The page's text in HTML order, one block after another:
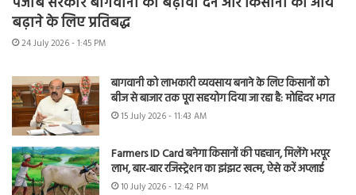
बढ़ाने के लिए प्रतिबद्ध
24 July 2026 - 1:45 PM
बागवानी को लाभकारी व्यवसाय बनाने के लिए किसानों को
बीज से बाजार तक पूरा सहयोग दिया जा रहा है: मोहिंदर भगत
15 July 2026 - 11:43 AM
Farmers ID Card बनेगा किसानों की पहचान, मिलेंगे भरपूर
लाभ, बार-बार रजिस्ट्रेशन का झंझट खत्म, ऐसे करें अप्लाई
10 July 2026 - 12:42 PM